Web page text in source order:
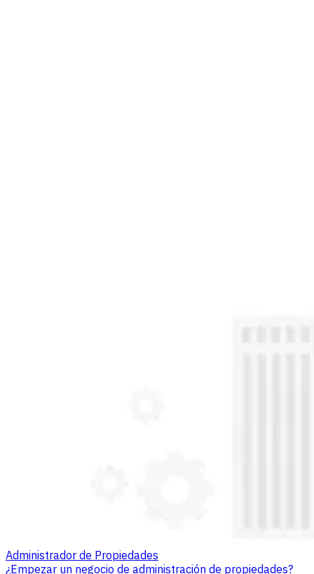
Administrador de Propiedades
¿Empezar un negocio de administración de propiedades?